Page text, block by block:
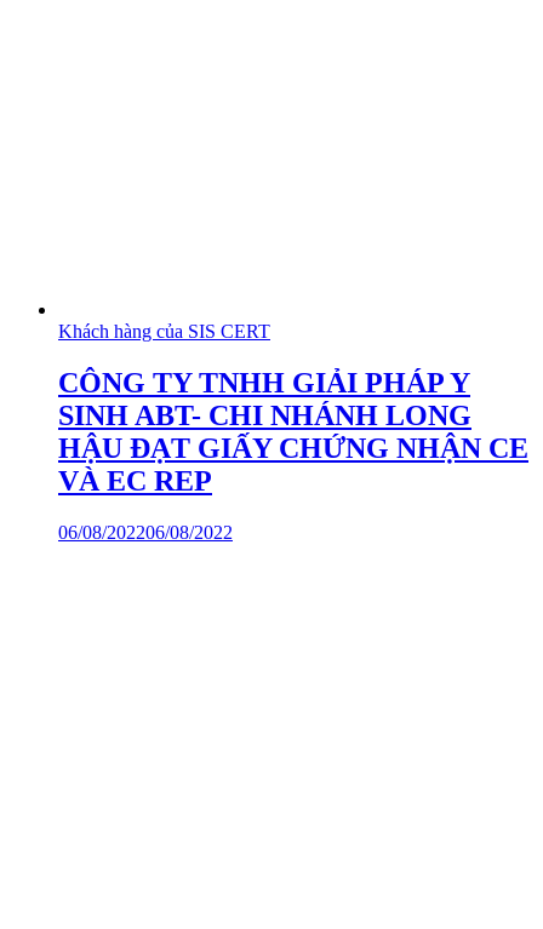
Khách hàng của SIS CERT
CÔNG TY TNHH GIẢI PHÁP Y
SINH ABT- CHI NHÁNH LONG
HẬU ĐẠT GIẤY CHỨNG NHẬN CE
VÀ EC REP
06/08/202206/08/2022